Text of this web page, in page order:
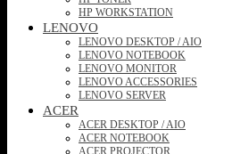
HP WORKSTATION
LENOVO
LENOVO DESKTOP / AIO
LENOVO NOTEBOOK
LENOVO MONITOR
LENOVO ACCESSORIES
LENOVO SERVER
ACER
ACER DESKTOP / AIO
ACER NOTEBOOK
ACER PROJECTOR